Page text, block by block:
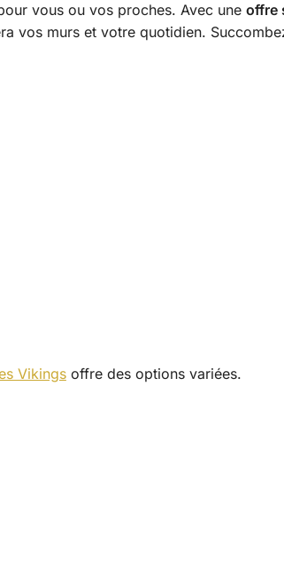
vous ou vos proches. Avec une offre
vos murs et votre quotidien.
Vikingsoffre des options variées.